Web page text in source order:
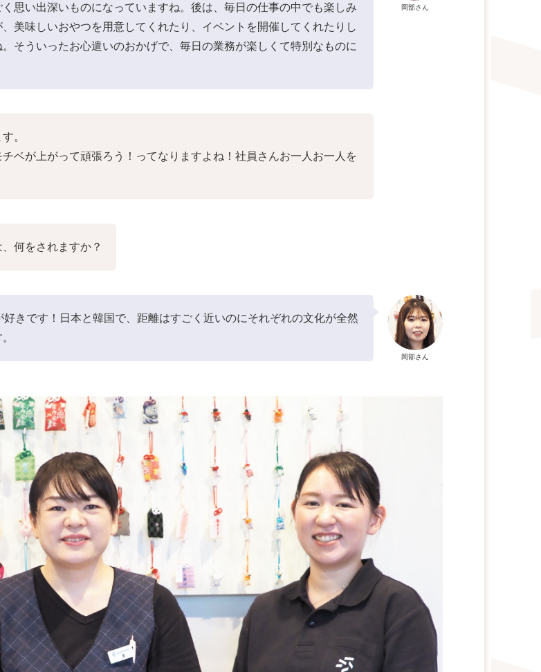
岡部さん
思い出深いものになっていますね。後は、毎日の仕事の中でも楽しみ
美味しいおやつを用意してくれたり、イベントを開催してくれたりし
そういったお心遣いのおかげで、毎日の業務が楽しくて特別なものに
。
ベが上がって頑張ろう！ってなりますよね！社員さんお一人お一人を
何をされますか？
岡部さん
きです！日本と韓国で、距離はすごく近いのにそれぞれの文化が全然